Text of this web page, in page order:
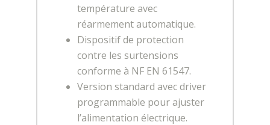
température avec
réarmement automatique.
Dispositif de protection
contre les surtensions
conforme à NF EN 61547.
Version standard avec driver
programmable pour ajuster
l’alimentation électrique.